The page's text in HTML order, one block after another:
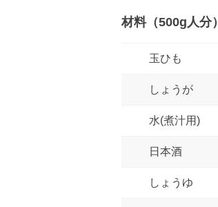
材料（500g人分）
玉ひも
しょうが
水(煮汁用)
日本酒
しょうゆ